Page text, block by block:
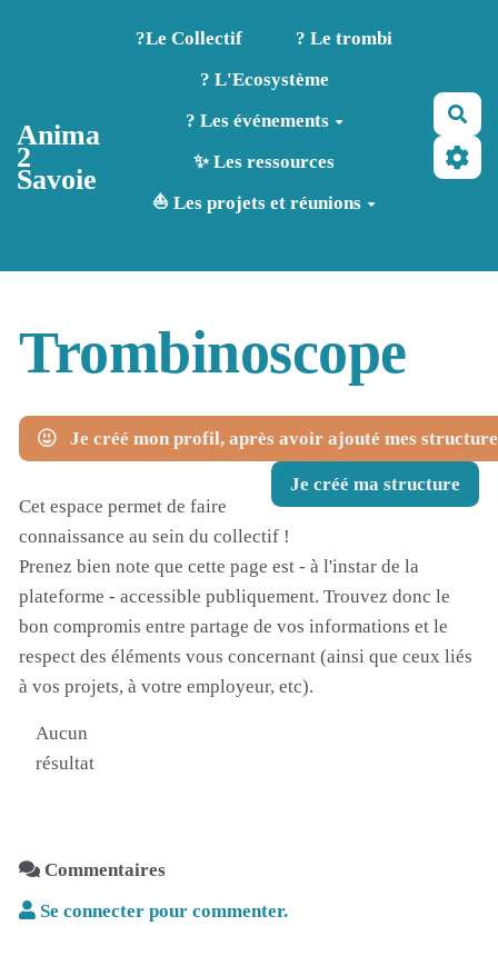
Aller au contenu principal
Anima
2
Savoie
?️Le Collectif
? Le trombi
? L'Ecosystème
? Les événements
✨ Les ressources
⛵ Les projets et réunions
Trombinoscope
Je créé mon profil, après avoir ajouté mes
Je créé ma structure
Cet espace permet de faire
connaissance au sein du collectif !
Prenez bien note que cette page est - à l'instar de la
plateforme - accessible publiquement. Trouvez donc le
bon compromis entre partage de vos informations et le
respect des éléments vous concernant (ainsi que ceux liés
à vos projets, à votre employeur, etc).
Aucun
résultat
Commentaires
Se connecter pour commenter.